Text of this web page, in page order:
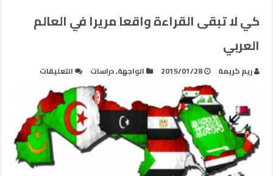
كي لا تبقى القراءة واقعا مريرا في العالم
العربي
ريم كريمة 2015/01/28 الواجهة,دراسات التعليقات
لا
تبقى
القراءة
واقعا
مريرا
في